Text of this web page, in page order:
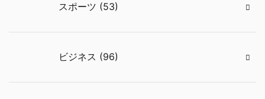
スポーツ (53)
ビジネス (96)